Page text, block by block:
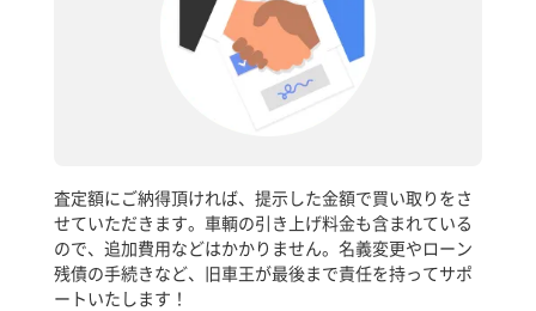
査定額にご納得頂ければ、提示した金額で買い取りをさ
せていただきます。車輌の引き上げ料金も含まれている
ので、追加費用などはかかりません。名義変更やローン
残債の手続きなど、旧車王が最後まで責任を持ってサポ
ートいたします！